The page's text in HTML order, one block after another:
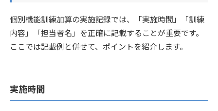
個別機能訓練加算の実施記録では、「実施時間」「訓練
内容」「担当者名」を正確に記載することが重要です。
ここでは記載例と併せて、ポイントを紹介します。
実施時間